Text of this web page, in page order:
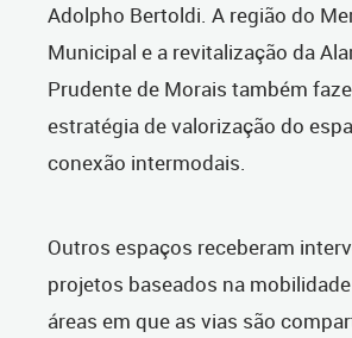
Adolpho Bertoldi. A região do
Municipal e a revitalização da
Prudente de Morais também
estratégia de valorização do
conexão intermodais.
Outros espaços receberam
projetos baseados na
áreas em que as vias são